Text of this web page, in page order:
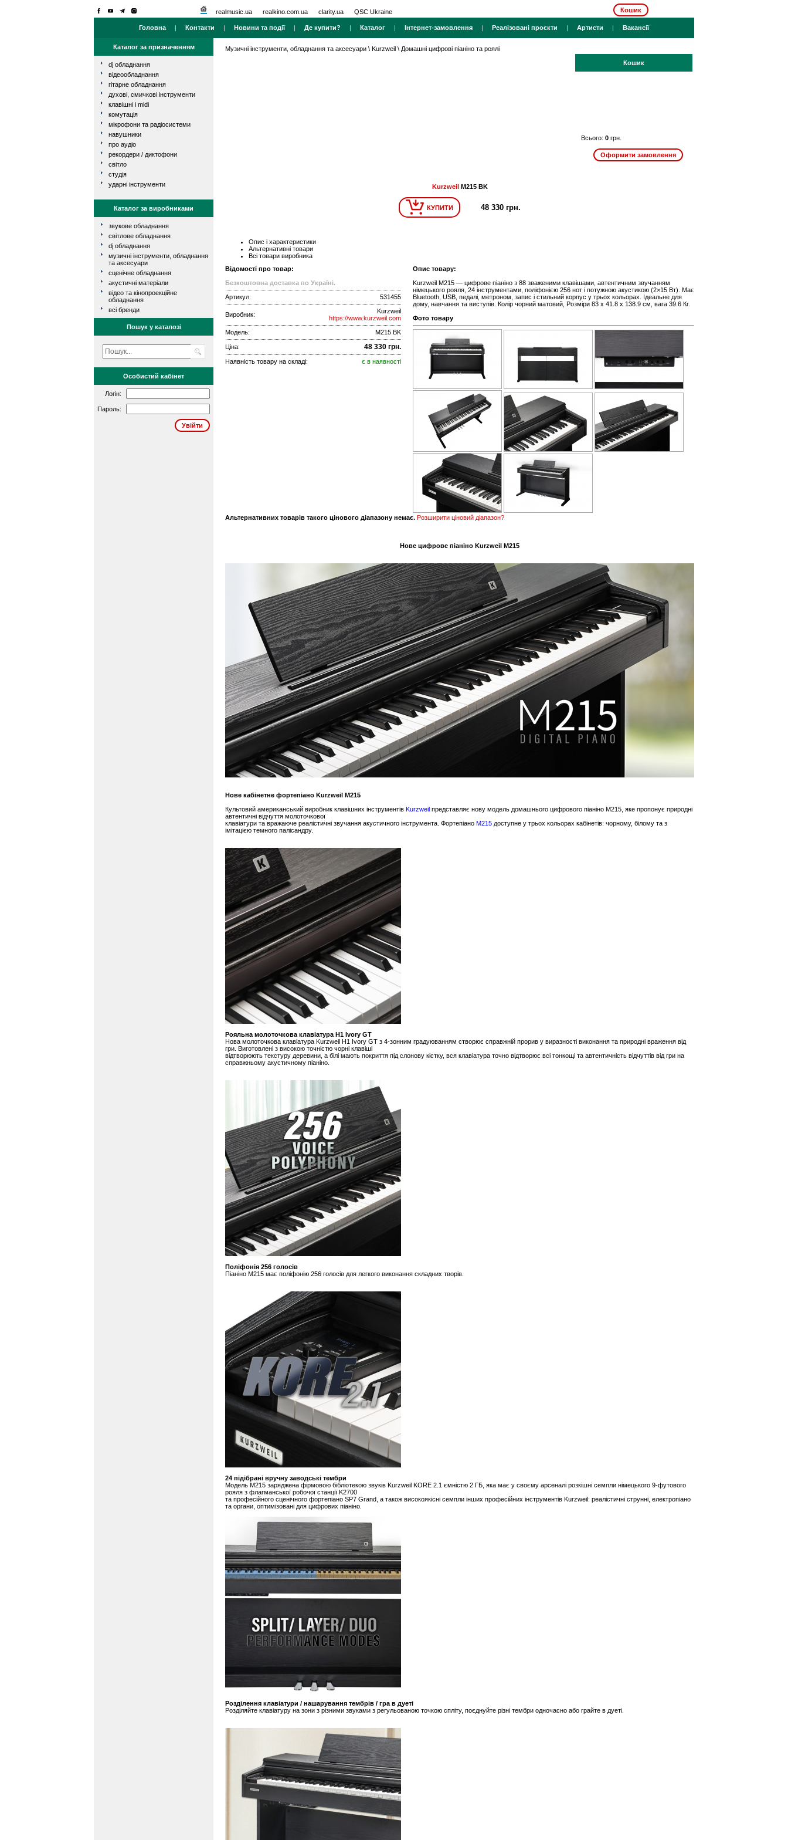
realmusic.ua realkino.com.ua clarity.ua QSC Ukraine Кошик
Головна | Контакти | Новини та події| Де купити? | Каталог | Інтернет-замовлення | Реалізовані проєкти | Артисти | Вакансії
Каталог за призначенням
dj обладнання
відеообладнання
гітарне обладнання
духові, смичкові інструменти
клавішні і midi
комутація
мікрофони та радіосистеми
навушники
про аудіо
рекордери / диктофони
світло
студія
ударні інструменти
Каталог за виробниками
звукове обладнання
світлове обладнання
dj обладнання
музичні інструменти, обладнання
та аксесуари
сценічне обладнання
акустичні матеріали
відео та кінопроекційне
обладнання
всі бренди
Пошук у каталозі
Особистий кабінет
Логін:
Пароль:
Музичні інструменти, обладнання та аксесуари \ Kurzweil \ Домашні цифрові піаніно та роялі
Кошик
Всього: 0 грн.
KurzweilM215 BK
КУПИТИ 48 330 грн.
Опис і характеристики
Альтернативні товари
Всі товари виробника
Відомості про товар:
Безкоштовна доставка по Україні.
Артикул:
531455
Виробник:
Kurzweil
https://www.kurzweil.com
Модель:
M215 BK
Ціна: 48 330 грн.
Наявність товару на складі: є в наявності
Опис товару:
Kurzweil M215 — цифрове піаніно з 88 зваженими клавішами, автентичним звучанням
німецького рояля, 24 інструментами, поліфонією 256 нот і потужною акустикою (2×15 Вт). Має
Bluetooth, USB, педалі, метроном, запис і стильний корпус у трьох кольорах. Ідеальне для
дому, навчання та виступів. Колір чорний матовий, Розміри 83 х 41.8 х 138.9 см, вага 39.6 Кг.
Фото товару
Альтернативних товарів такого цінового діапазону немає. Розширити ціновий діапазон?
Нове цифрове піаніно Kurzweil M215
Новe кабінетне фортепіано Kurzweil M215
Культовий американський виробник клавішних інструментів Kurzweil представляє нову модель домашнього цифрового піаніно M215, яке пропонує природні
автентичні відчуття молоточкової
клавіатури та вражаюче реалістичні звучання акустичного інструмента. Фортепіано M215 доступне у трьох кольорах кабінетів: чорному, білому та з
імітацією темного палісандру.
Рояльна молоточкова клавіатура H1 Ivory GT
Нова молоточкова клавіатура Kurzweil H1 Ivory GT з 4-зонним градуюванням створює справжній прорив у виразності виконання та природні враження від
гри. Виготовлені з високою точністю чорні клавіші
відтворюють текстуру деревини, а білі мають покриття під слонову кістку, вся клавіатура точно відтворює всі тонкощі та автентичність відчуттів від гри на
справжньому акустичному піаніно.
Поліфонія 256 голосів
Піаніно M215 має поліфонію 256 голосів для легкого виконання складних творів.
24 підібрані вручну заводські тембри
Модель M215 заряджена фірмовою бібліотекою звуків Kurzweil KORE 2.1 ємністю 2 ГБ, яка має у своєму арсеналі розкішні семпли німецького 9-футового
рояля з флагманської робочої станції K2700
та професійного сценічного фортепіано SP7 Grand, а також високоякісні семпли інших професійних інструментів Kurzweil: реалістичні струнні, електропіано
та органи, оптимізовані для цифрових піаніно.
Розділення клавіатури / нашарування тембрів / гра в дуеті
Розділяйте клавіатуру на зони з різними звуками з регульованою точкою спліту, поєднуйте різні тембри одночасно або грайте в дуеті.